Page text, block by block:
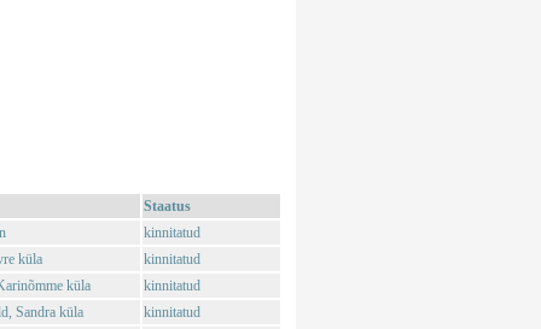
Staatus
kinnitatud
küla
kinnitatud
küla
kinnitatud
Sandra küla
kinnitatud